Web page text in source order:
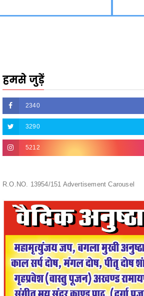
2340
3290
5212
R.O.NO. 13954/151 Advertisement Carousel